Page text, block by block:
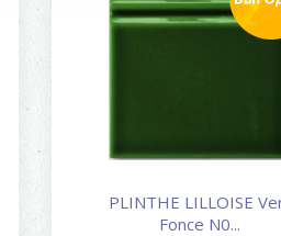
PLINTHE LILLOISE
Fonce N0...